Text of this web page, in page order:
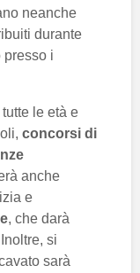
neanche
durante
presso i
le età e
concorsi di
anche
e
, che darà
si
sarà